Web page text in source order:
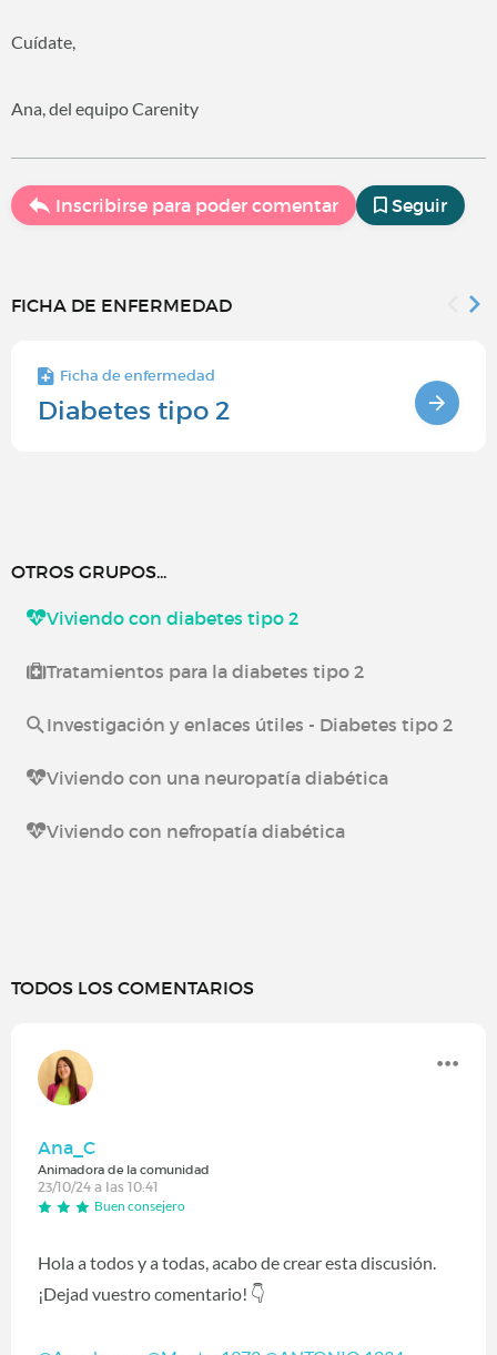
Cuídate,
Ana, del equipo Carenity
Inscribirse para poder comentar Seguir
FICHA DE ENFERMEDAD
Ficha de enfermedad
Diabetes tipo 2
OTROS GRUPOS...
Viviendo con diabetes tipo 2
Tratamientos para la diabetes tipo 2
Investigación y enlaces útiles - Diabetes tipo 2
Viviendo con una neuropatía diabética
Viviendo con nefropatía diabética
TODOS LOS COMENTARIOS
Ana_C
Animadora de la comunidad
23/10/24 a las 10:41
Buen consejero
Hola a todos y a todas, acabo de crear esta discusión.
¡Dejad vuestro comentario! 👇